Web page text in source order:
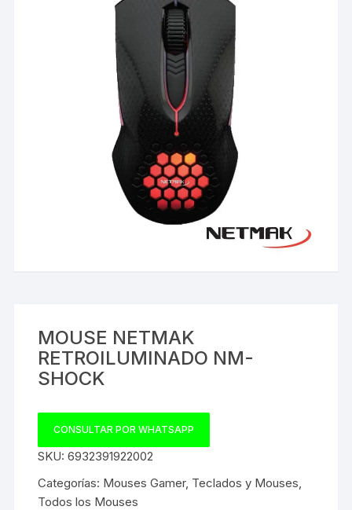
MOUSE NETMAK
RETROILUMINADO NM-
SHOCK
CONSULTAR POR WHATSAPP
SKU:6932391922002
Categorías: Mouses Gamer, Teclados y Mouses
Todos los Mouses